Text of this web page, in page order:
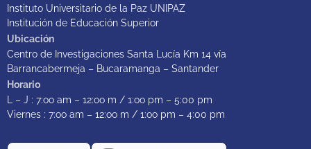
Instituto Universitario de la Paz UNIPAZ
Institución de Educación Superior
Ubicación
Centro de Investigaciones Santa Lucía Km 14 vía
Barrancabermeja – Bucaramanga – Santander
Horario
L – J : 7:oo am – 12:oo m / 1:oo pm – 5:00 pm
Viernes : 7:oo am – 12:oo m / 1:oo pm – 4:00 pm